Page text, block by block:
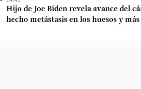
Hijo de Joe Biden revela avance del
hecho metástasis en los huesos y más